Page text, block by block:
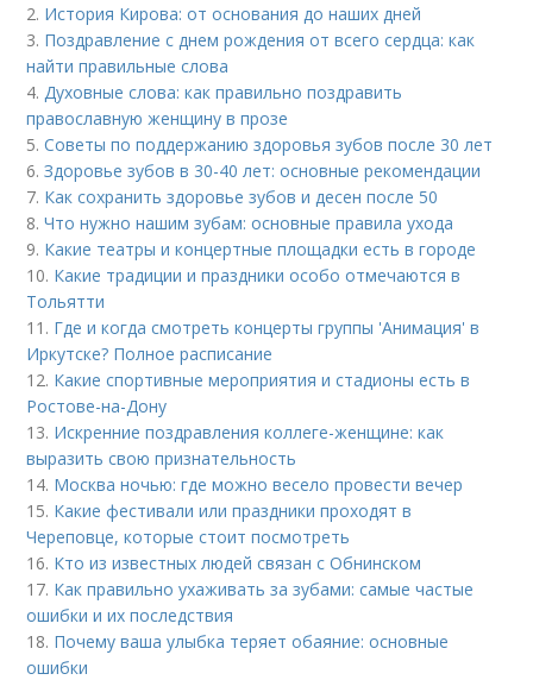
2. История Кирова: от основания до наших дней
3. Поздравление с днем рождения от всего сердца: как
найти правильные слова
4. Духовные слова: как правильно поздравить
православную женщину в прозе
5.Советы по поддержанию здоровья зубов после 30 лет
6.Здоровье зубов в 30-40 лет: основные рекомендации
7. Как сохранить здоровье зубов и десен после 50
8.Что нужно нашим зубам: основные правила ухода
9. Какие театры и концертные площадки есть в городе
10. Какие традиции и праздники особо отмечаются в
Тольятти
11. Где и когда смотреть концерты группы 'Анимация' в
Иркутске? Полное расписание
12. Какие спортивные мероприятия и стадионы есть в
Ростове-на-Дону
13. Искренние поздравления коллеге-женщине: как
выразить свою признательность
14. Москва ночью: где можно весело провести вечер
15. Какие фестивали или праздники проходят в
Череповце, которые стоит посмотреть
16. Кто из известных людей связан с Обнинском
17. Как правильно ухаживать за зубами: самые частые
ошибки и их последствия
18. Почему ваша улыбка теряет обаяние: основные
ошибки